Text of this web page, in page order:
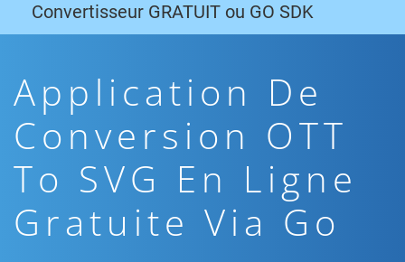
Convertisseur GRATUIT ou GO SDK
Application De
Conversion OTT
To SVG En Ligne
Gratuite Via Go